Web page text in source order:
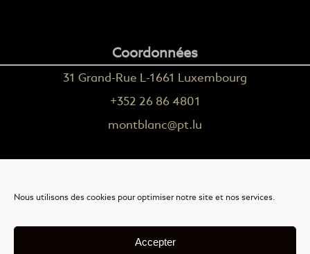
Nous utilisons des cookies pour optimiser notre site et nos services.
Accepter
Coordonnées
31 Grand-Rue L-1661 Luxembourg
+352 26 86 4801
montblanc@pt.lu